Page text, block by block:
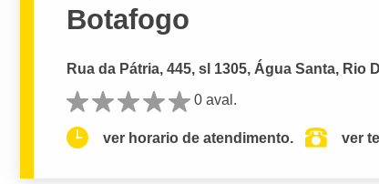
Botafogo
Rua da Pátria, 445, sl 1305, Água Santa, Rio
0 aval.
ver horario de atendimento. ver